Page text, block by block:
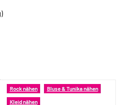
Rock nähen Bluse & Tunika nähen
Kleid nähen